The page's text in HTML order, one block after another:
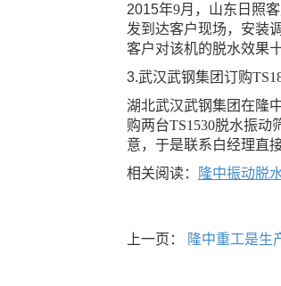
2015年9月，山东日照
发到达客户现场，安装
客户对该机的脱水效果
3.武汉武钢集团订购
湖北武汉武钢集团在隆
购两台TS1530脱水振动
意，于是联系白经理直
相关阅读：
隆中振动脱
上一页： 隆中重工是生